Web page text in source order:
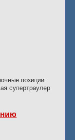
позиции
супертраулер